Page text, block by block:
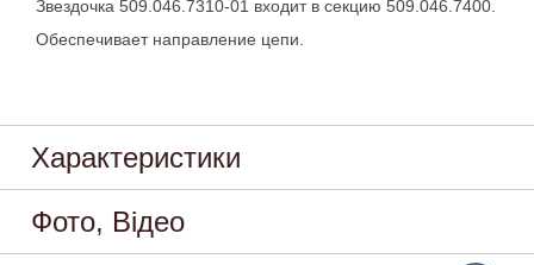
Звездочка 509.046.7310-01 входит в секцию 509.046.7400.
Обеспечивает направление цепи.
Характеристики
Фото, Відео